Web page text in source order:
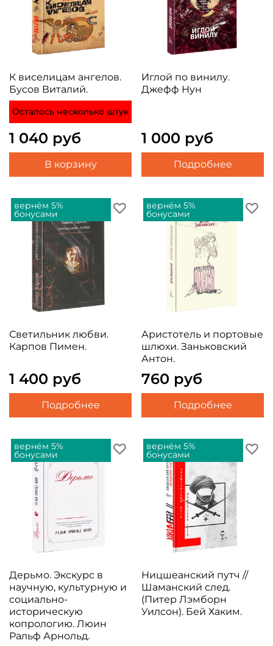
К виселицам ангелов.
Бусов Виталий.
Осталось несколько штук
1 040 руб
В корзину
Иглой по винилу.
Джефф Нун
1 000 руб
Подробнее
вернём 5%
бонусами
Светильник любви.
Карпов Пимен.
1 400 руб
Подробнее
вернём 5%
бонусами
Аристотель и портовые
шлюхи. Заньковский
Антон.
760 руб
Подробнее
вернём 5%
бонусами
Дерьмо. Экскурс в
научную, культурную и
социально-
историческую
копрологию. Люин
Ральф Арнольд.
вернём 5%
бонусами
Ницшеанский путч //
Шаманский след.
(Питер Лэмборн
Уилсон). Бей Хаким.